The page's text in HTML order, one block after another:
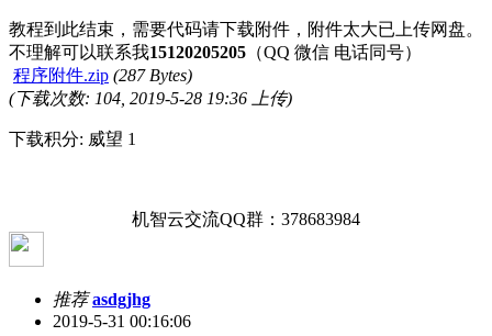
教程到此结束，需要代码请下载附件，附件太大已上传网盘。
不理解可以联系我15120205205 （QQ 微信 电话同号）
程序附件.zip (287 Bytes)
(下载次数: 104, 2019-5-28 19:36 上传)
下载积分: 威望 1
机智云交流QQ群：378683984
推荐asdgjhg
2019-5-31 00:16:06